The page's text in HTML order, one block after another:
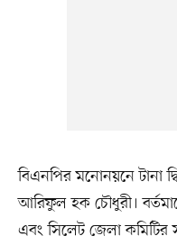
বিএনপির মনোনয়নে টানা
আরিফুল হক চৌধুরী।
এবং সিলেট জেলা কমিটির